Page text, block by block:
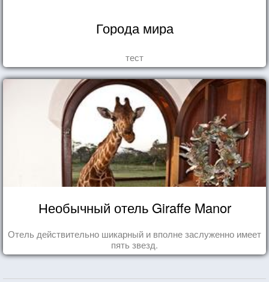
Города мира
тест
Необычный отель Giraffe Manor
Отель действительно шикарный и вполне заслуженно имеет
пять звезд.